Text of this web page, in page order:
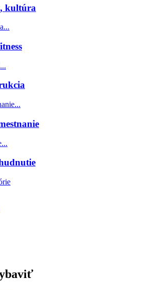
kultúra